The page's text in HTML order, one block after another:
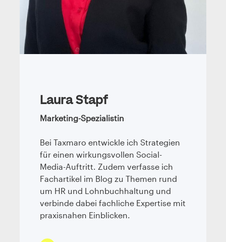
Laura Stapf
Marketing-Spezialistin
Bei Taxmaro entwickle ich Strategien
für einen wirkungsvollen Social-
Media-Auftritt. Zudem verfasse ich
Fachartikel im Blog zu Themen rund
um HR und Lohnbuchhaltung und
verbinde dabei fachliche Expertise mit
praxisnahen Einblicken.